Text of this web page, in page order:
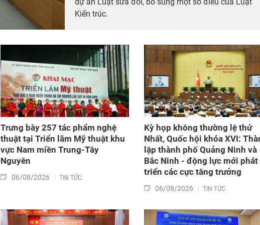
dự án Luật sửa đổi, bổ sung một số điều của Luật
Kiến trúc.
Trưng bày 257 tác phẩm nghệ
thuật tại Triển lãm Mỹ thuật khu
vực Nam miền Trung-Tây
Nguyên
06/08/2026 TIN TỨC
Kỳ họp không thường lệ thứ
Nhất, Quốc hội khóa XVI:
lập thành phố Quảng Ninh và
Bắc Ninh - động lực mới phát
triển các cực tăng trưởng
06/08/2026 TIN TỨC